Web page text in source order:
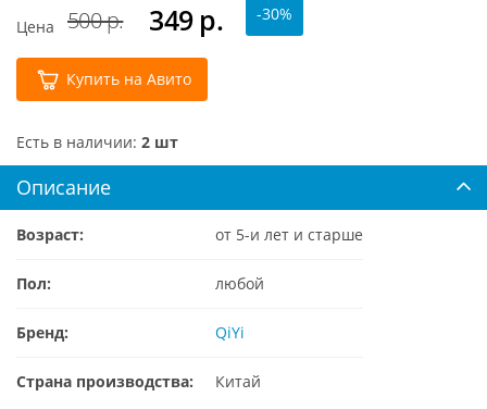
Цена 500 р. 349 р. -30%
Купить на Авито
Есть в наличии: 2 шт
Описание
Возраст: от 5-и лет и старше
Пол: любой
Бренд: QiYi
Страна производства: Китай